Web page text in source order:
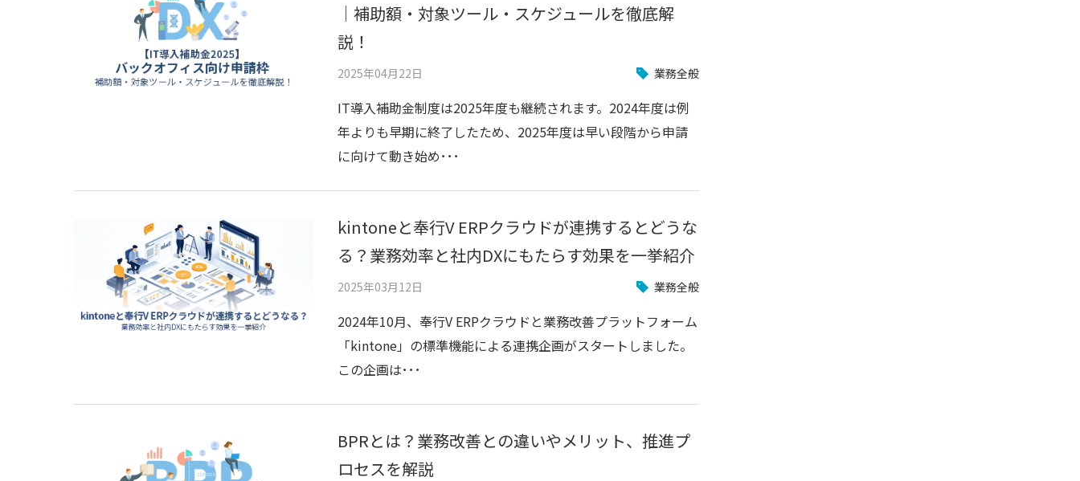
｜補助額・対象ツール・スケジュールを徹底解
説！
2025年04月22日 業務全般
IT導入補助金制度は2025年度も継続されます。2024年度は例
年よりも早期に終了したため、2025年度は早い段階から申請
に向けて動き始め･･･
kintoneと奉行V ERPクラウドが連携するとどうな
る？業務効率と社内DXにもたらす効果を一挙紹介
2025年03月12日 業務全般
2024年10月、奉行V ERPクラウドと業務改善プラットフォーム
「kintone」の標準機能による連携企画がスタートしました。
この企画は･･･
BPRとは？ 業務改善との違いやメリット、推進プ
ロセスを解説